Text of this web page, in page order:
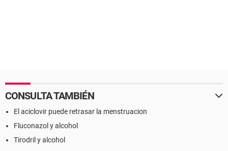
CONSULTA TAMBIÉN
El aciclovir puede retrasar la menstruacion
Fluconazol y alcohol
Tirodril y alcohol